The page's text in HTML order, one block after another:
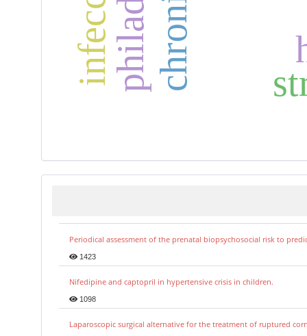
Periodical assessment of the prenatal biopsychosocial risk to
1423
Nifedipine and captopril in hypertensive crisis in children.
1098
Laparoscopic surgical alternative for the treatment of ruptured